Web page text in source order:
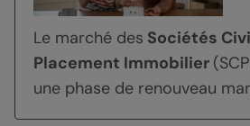
Le marché des Sociétés
Placement Immobilier
une phase de renouveau